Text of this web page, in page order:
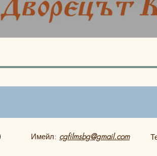
Имейл: cgfilmsbg@gmail.com